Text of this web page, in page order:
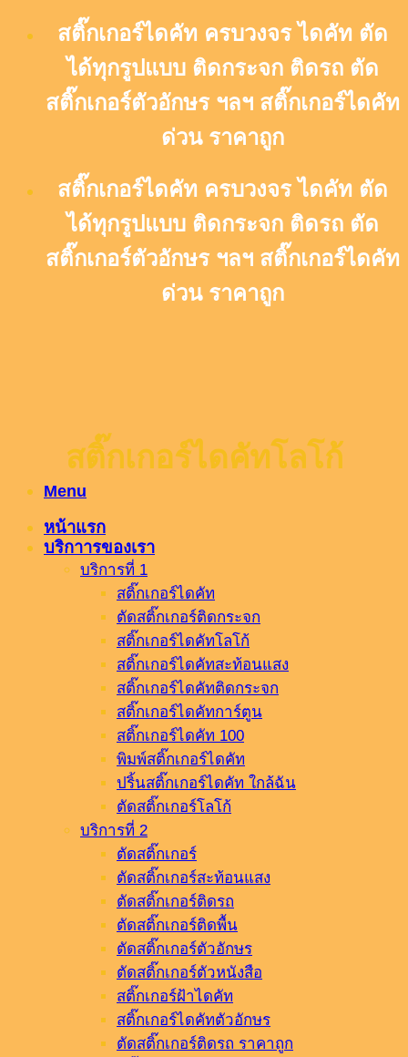
สติ๊กเกอร์ไดคัท ครบวงจร ไดคัท ตัด
ได้ทุกรูปแบบ ติดกระจก ติดรถ ตัด
สติ๊กเกอร์ตัวอักษร ฯลฯ สติ๊กเกอร์ไดคัท
ด่วน ราคาถูก
สติ๊กเกอร์ไดคัท ครบวงจร ไดคัท ตัด
ได้ทุกรูปแบบ ติดกระจก ติดรถ ตัด
สติ๊กเกอร์ตัวอักษร ฯลฯ สติ๊กเกอร์ไดคัท
ด่วน ราคาถูก
Menu
หน้าแรก
บริกาารของเรา
บริการที่ 1
สติ๊กเกอร์ไดคัท
ตัดสติ๊กเกอร์ติดกระจก
สติ๊กเกอร์ไดคัทโลโก้
สติ๊กเกอร์ไดคัทสะท้อนแสง
สติ๊กเกอร์ไดคัทติดกระจก
สติ๊กเกอร์ไดคัทการ์ตูน
สติ๊กเกอร์ไดคัท 100
พิมพ์สติ๊กเกอร์ไดคัท
ปริ้นสติ๊กเกอร์ไดคัท ใกล้ฉัน
ตัดสติ๊กเกอร์โลโก้
บริการที่ 2
ตัดสติ๊กเกอร์
ตัดสติ๊กเกอร์สะท้อนแสง
ตัดสติ๊กเกอร์ติดรถ
ตัดสติ๊กเกอร์ติดพื้น
ตัดสติ๊กเกอร์ตัวอักษร
ตัดสติ๊กเกอร์ตัวหนังสือ
สติ๊กเกอร์ฝ้าไดคัท
สติ๊กเกอร์ไดคัทตัวอักษร
ตัดสติ๊กเกอร์ติดรถ ราคาถูก
สติ๊กเกอร์ไดคัทโลโก้